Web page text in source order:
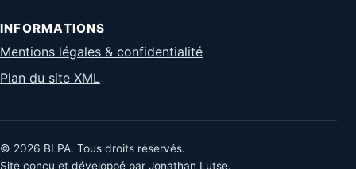
INFORMATIONS
Mentions légales & confidentialité
Plan du site XML
© 2026 BLPA. Tous droits réservés.
Site conçu et développé par Jonathan Lutse.